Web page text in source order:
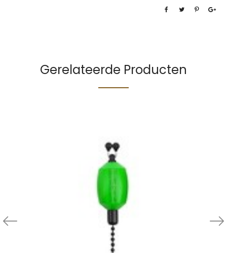
Gerelateerde Producten